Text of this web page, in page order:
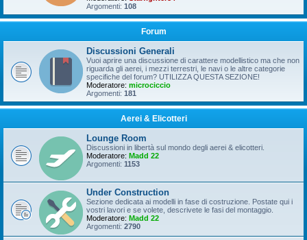
Argomenti: 108
Forum
Discussioni Generali
Vuoi aprire una discussione di carattere modellistico ma che non
riguarda gli aerei, i mezzi terrestri, le navi o le altre categorie
specifiche del forum? UTILIZZA QUESTA SEZIONE!
Moderatore: microciccio
Argomenti: 181
Aerei & Elicotteri
Lounge Room
Discussioni in libertà sul mondo degli aerei & elicotteri.
Moderatore: Madd 22
Argomenti: 1153
Under Construction
Sezione dedicata ai modelli in fase di costruzione. Postate qui i
vostri lavori e se volete, descrivete le fasi del montaggio.
Moderatore: Madd 22
Argomenti: 2790